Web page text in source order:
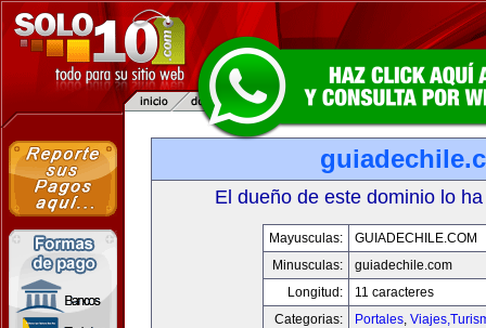
El dueño de este dominio lo
Mayusculas:
GUIADECHILE.COM
Minusculas:
guiadechile.com
Longitud:
11 caracteres
Categorias:
Portales,